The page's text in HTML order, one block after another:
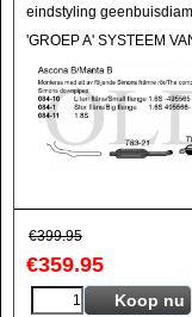
eindstyling
'GROEP A' SYSTEEM
€399.95
€359.95
Koop nu